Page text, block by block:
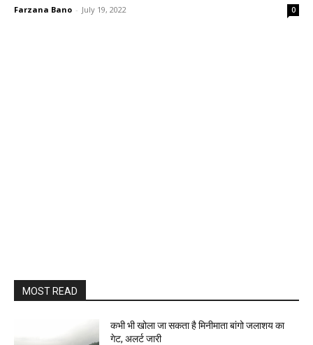
Farzana Bano - July 19, 2022 0
MOST READ
कभी भी खोला जा सकता है मिनीमाता बांगो जलाशय का
गेट, अलर्ट जारी